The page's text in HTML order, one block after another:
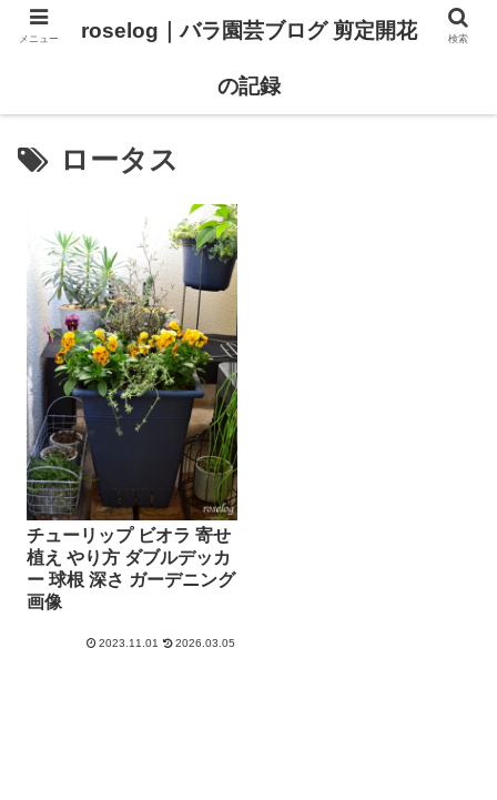
ロータス
チューリップ ビオラ 寄せ
植え やり方 ダブルデッカ
ー 球根 深さ ガーデニング
画像
2023.11.01 2026.03.05
メニュー roselog｜バラ園芸ブログ 剪定開花
の記録
検索